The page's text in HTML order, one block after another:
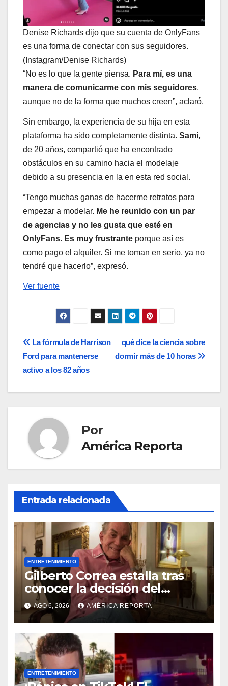
Denise Richards dijo que su cuenta de OnlyFans
es una forma de conectar con sus seguidores.
(Instagram/Denise Richards)
“No es lo que la gente piensa. Para mí, es una
manera de comunicarme con mis seguidores,
aunque no de la forma que muchos creen”, aclaró.
Sin embargo, la experiencia de su hija en esta
plataforma ha sido completamente distinta. Sami,
de 20 años, compartió que ha encontrado
obstáculos en su camino hacia el modelaje
debido a su presencia en la en esta red social.
“Tengo muchas ganas de hacerme retratos para
empezar a modelar. Me he reunido con un par
de agencias y no les gusta que esté en
OnlyFans. Es muy frustrante porque así es
como pago el alquiler. Si me toman en serio, ya no
tendré que hacerlo”, expresó.
Ver fuente
Navegación
de
entradas
qué dice la ciencia sobre
dormir más de 10 horas
La fórmula de Harrison
Ford para mantenerse
activo a los 82 años
Por
América Reporta
Entrada relacionada
ENTRETENIMIENTO
Gilberto Correa estalla tras
conocer la decisión del
tribunal en su caso
AGO 6, 2026 AMÉRICA REPORTA
ENTRETENIMIENTO